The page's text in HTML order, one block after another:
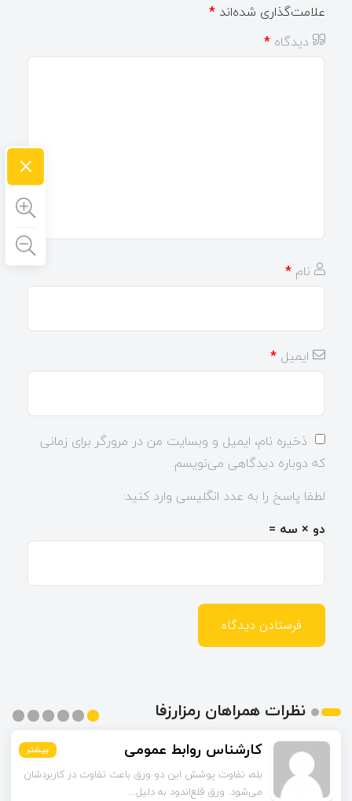
علامت‌گذاری شده‌اند *
دیدگاه *
نام *
ایمیل *
ذخیره نام، ایمیل و وبسایت من در مرورگر برای زمانی
که دوباره دیدگاهی می‌نویسم.
لطفا پاسخ را به عدد انگلیسی وارد کنید:
دو × سه =
نظرات همراهان رمزارزفا
کارشناس روابط عمومی بیشتر
بله، تفاوت پوشش این دو ورق باعث تفاوت در کاربردشان
می‌شود. ورق قلع‌اندود به دلیل...
بیشتر
بیشتر
بیشتر
بیشتر
بیشتر
×